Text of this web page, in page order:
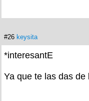
#26 keysita
*interesantE
Ya que te las das de